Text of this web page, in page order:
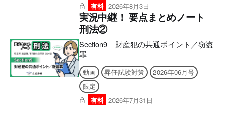
有料 2026年8月3日
実況中継！ 要点まとめノート
刑法②
Section9 財産犯の共通ポイント／窃盗
罪
動画 昇任試験対策
2026年06月号
限定
有料 2026年7月31日